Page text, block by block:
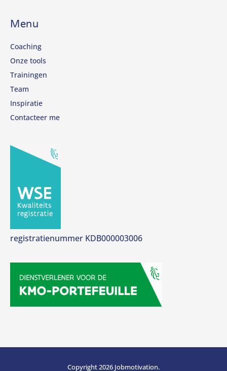
Menu
Coaching
Onze tools
Trainingen
Team
Inspiratie
Contacteer me
registratienummer KDB000003006
Copyright 2026 Jobmotivation.